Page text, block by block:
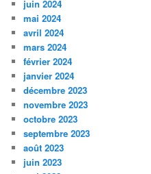
juin 2024
mai 2024
avril 2024
mars 2024
février 2024
janvier 2024
décembre 2023
novembre 2023
octobre 2023
septembre 2023
août 2023
juin 2023